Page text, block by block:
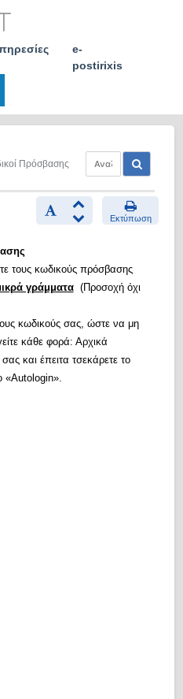
e-
postirixis
Πρόσβασης
Εκτύπωση
τους κωδικούς πρόσβασης
γράμματα(Προσοχή όχι
κωδικούς σας, ώστε να μη
κάθε φορά: Αρχικά
και έπειτα τσεκάρετε το
«Autologin».